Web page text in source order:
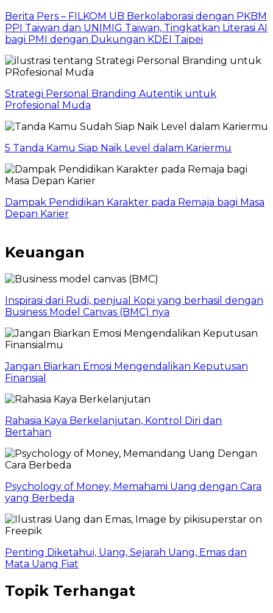
Berita Pers – FILKOM UB Berkolaborasi dengan PKBM
PPI Taiwan dan UNIMIG Taiwan, Tingkatkan Literasi AI
bagi PMI dengan Dukungan KDEI Taipei
Strategi Personal Branding Autentik untuk
Profesional Muda
5 Tanda Kamu Siap Naik Level dalam Kariermu
Dampak Pendidikan Karakter pada Remaja bagi Masa
Depan Karier
Keuangan
Inspirasi dari Rudi, penjual Kopi yang berhasil dengan
Business Model Canvas (BMC) nya
Jangan Biarkan Emosi Mengendalikan Keputusan
Finansial
Rahasia Kaya Berkelanjutan, Kontrol Diri dan
Bertahan
Psychology of Money, Memahami Uang dengan Cara
yang Berbeda
Penting Diketahui, Uang, Sejarah Uang, Emas dan
Mata Uang Fiat
Topik Terhangat